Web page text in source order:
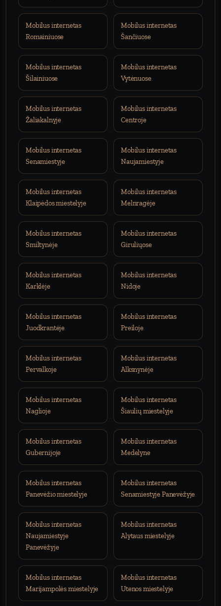
Mobilus internetas
Romainiuose
Mobilus internetas
Šančiuose
Mobilus internetas
Šilainiuose
Mobilus internetas
Vytėnuose
Mobilus internetas
Žaliakalnyje
Mobilus internetas
Centroje
Mobilus internetas
Senamiestyje
Mobilus internetas
Naujamiestyje
Mobilus internetas
Klaipėdos miestelyje
Mobilus internetas
Melnragėje
Mobilus internetas
Smiltynėje
Mobilus internetas
Giruliųose
Mobilus internetas
Karklėje
Mobilus internetas
Nidoje
Mobilus internetas
Juodkrantėje
Mobilus internetas
Preiloje
Mobilus internetas
Pervalkoje
Mobilus internetas
Alksnynėje
Mobilus internetas
Naglioje
Mobilus internetas
Šiaulių miestelyje
Mobilus internetas
Gubernijoje
Mobilus internetas
Medelyne
Mobilus internetas
Panevėžio miestelyje
Mobilus internetas
Senamiestyje Panevėžyje
Mobilus internetas
Naujamiestyje
Panevėžyje
Mobilus internetas
Alytaus miestelyje
Mobilus internetas
Marijampolės miestelyje
Mobilus internetas
Utenos miestelyje